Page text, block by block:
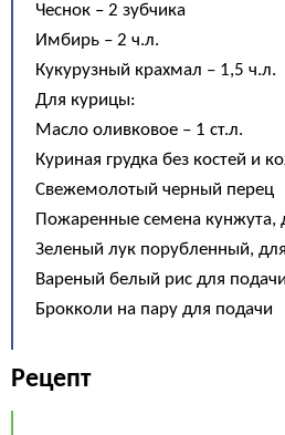
Чеснок – 2 зубчика
Имбирь – 2 ч.л.
Кукурузный крахмал – 1,5 ч.л.
Для курицы:
Масло оливковое – 1 ст.л.
Куриная грудка без костей и
Свежемолотый черный перец
Пожаренные семена кунжута,
Зеленый лук порубленный,
Вареный белый рис для подачи
Брокколи на пару для подачи
Рецепт